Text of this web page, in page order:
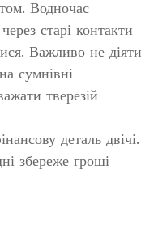
Водночас
старі контакти
Важливо не діяти
сумнівні
тверезій
деталь двічі.
збереже гроші